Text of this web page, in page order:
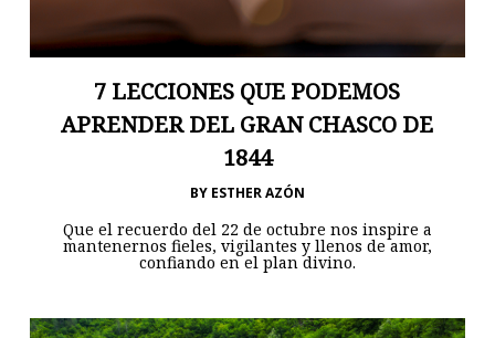
7 LECCIONES QUE PODEMOS
APRENDER DEL GRAN CHASCO DE
1844
BY ESTHER AZÓN
Que el recuerdo del 22 de octubre nos inspire a
mantenernos fieles, vigilantes y llenos de amor,
confiando en el plan divino.